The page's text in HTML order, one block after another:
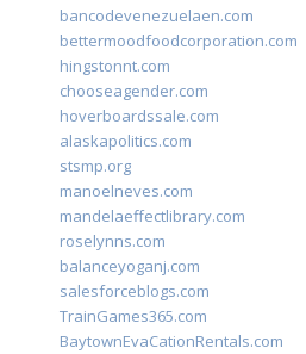
bancodevenezuelaen.com
bettermoodfoodcorporation.com
hingstonnt.com
chooseagender.com
hoverboardssale.com
alaskapolitics.com
stsmp.org
manoelneves.com
mandelaeffectlibrary.com
roselynns.com
balanceyoganj.com
salesforceblogs.com
TrainGames365.com
BaytownEvaCationRentals.com